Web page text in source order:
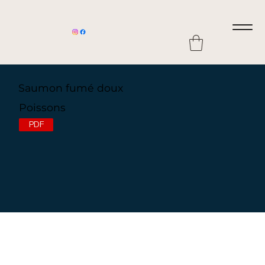
Saumon fumé doux
Poissons
PDF